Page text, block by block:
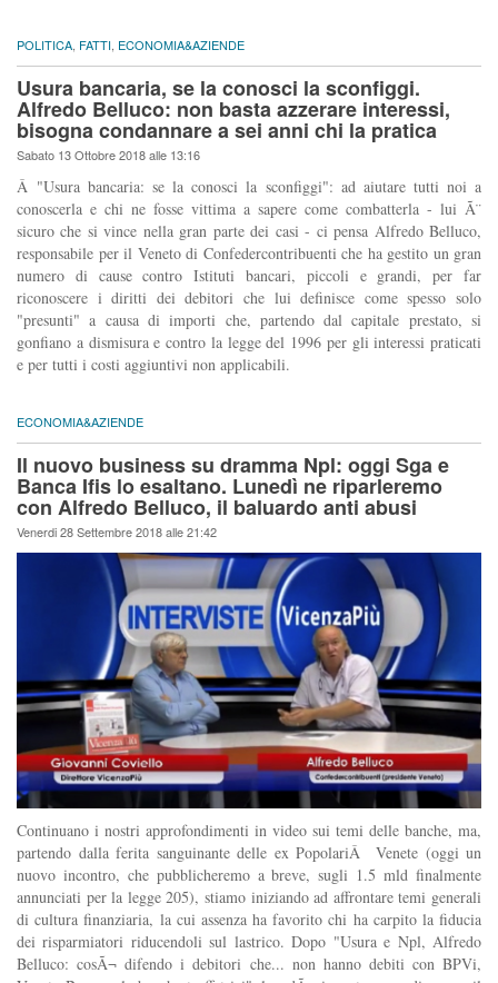
POLITICA, FATTI, ECONOMIA&AZIENDE
Usura bancaria, se la conosci la sconfiggi.
Alfredo Belluco: non basta azzerare interessi,
bisogna condannare a sei anni chi la pratica
Sabato 13 Ottobre 2018 alle 13:16
Â "Usura bancaria: se la conosci la sconfiggi": ad aiutare tutti noi a
conoscerla e chi ne fosse vittima a sapere come combatterla - lui Ã¨
sicuro che si vince nella gran parte dei casi - ci pensa Alfredo Belluco,
responsabile per il Veneto di Confedercontribuenti che ha gestito un gran
numero di cause contro Istituti bancari, piccoli e grandi, per far
riconoscere i diritti dei debitori che lui definisce come spesso solo
"presunti" a causa di importi che, partendo dal capitale prestato, si
gonfiano a dismisura e contro la legge del 1996 per gli interessi praticati
e per tutti i costi aggiuntivi non applicabili.
ECONOMIA&AZIENDE
Il nuovo business su dramma Npl: oggi Sga e
Banca Ifis lo esaltano. Lunedì ne riparleremo
con Alfredo Belluco, il baluardo anti abusi
Venerdi 28 Settembre 2018 alle 21:42
Continuano i nostri approfondimenti in video sui temi delle banche, ma,
partendo dalla ferita sanguinante delle ex PopolariÂ Venete (oggi un
nuovo incontro, che pubblicheremo a breve, sugli 1.5 mld finalmente
annunciati per la legge 205), stiamo iniziando ad affrontare temi generali
di cultura finanziaria, la cui assenza ha favorito chi ha carpito la fiducia
dei risparmiatori riducendoli sul lastrico. Dopo "Usura e Npl, Alfredo
Belluco: cosÃ¬ difendo i debitori che... non hanno debiti con BPVi,